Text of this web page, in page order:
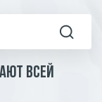
всей